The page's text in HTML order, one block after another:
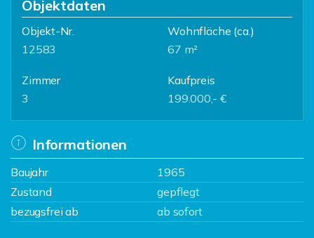
Objektdaten
Objekt-Nr.
12583
Wohnfläche (ca.)
67 m²
Zimmer
3
Kaufpreis
199.000,- €
Informationen
Baujahr
1965
Zustand
gepflegt
bezugsfrei ab
ab sofort